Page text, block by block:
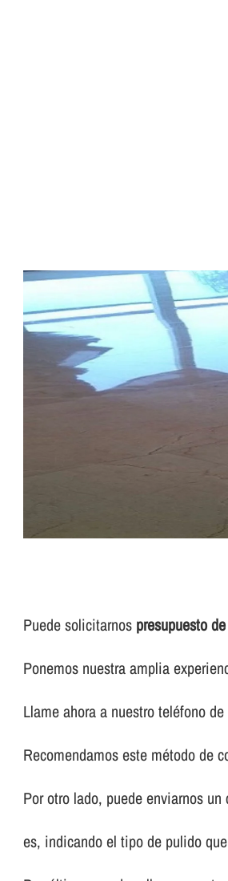
Puede solicitarnos presupuesto
Ponemos nuestra amplia
Llame ahora a nuestro teléfono
Recomendamos este método de
Por otro lado, puede enviarnos
es, indicando el tipo de pulido